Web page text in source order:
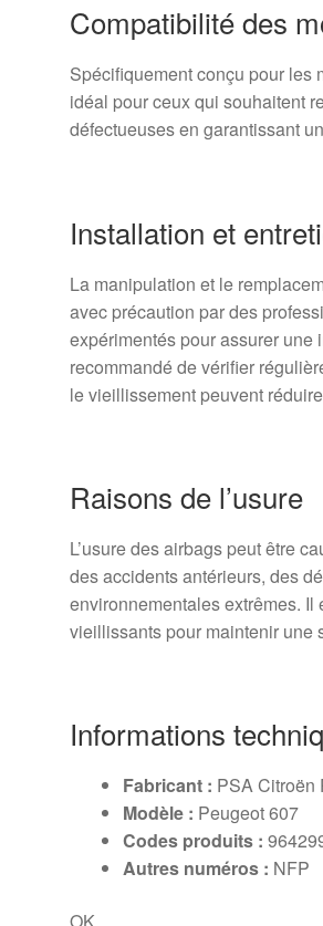
Compatibilité des
Spécifiquement conçu pour les
idéal pour ceux qui souhaitent
défectueuses en garantissant
Installation et
La manipulation et le
avec précaution par des
expérimentés pour assurer une
recommandé de vérifier
le vieillissement peuvent
Raisons de l’usure
L’usure des airbags peut être
des accidents antérieurs, des
environnementales extrêmes.
vieillissants pour maintenir une
Informations
Fabricant : PSA Citroën
Modèle : Peugeot 607
Codes produits :
Autres numéros : NFP
OK